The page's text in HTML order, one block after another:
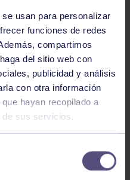
usan para personalizar
funciones de redes
compartimos
del sitio web con
publicidad y análisis
con otra información
hayan recopilado a
de sus servicios.
DE LA SECCIÓN